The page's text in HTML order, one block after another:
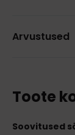
Arvustused
Toote
Soovitused